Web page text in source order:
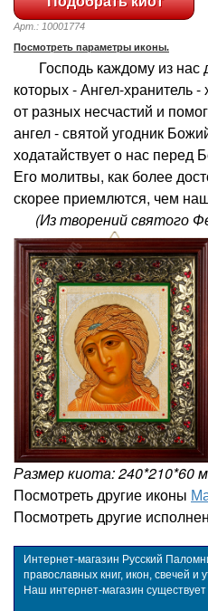
Арт.: 10001774
Посмотреть параметры иконы.
Господь каждому из нас
которых - Ангел-хранитель -
от разных несчастий и
ангел - святой угодник
ходатайствует о нас перед
Его молитвы, как более
скорее приемлются, чем
(Из творений святого
Размер киота: 240*210*60
Посмотреть другие иконы
Посмотреть другие
Интернет-магазин Русский
православных книг, икон, свечей и
Наш интернет-магазин